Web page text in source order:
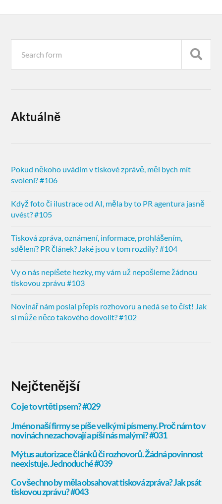
Aktuálně
Pokud někoho uvádím v tiskové zprávě, měl bych mít
svolení? #106
Když foto či ilustrace od AI, měla by to PR agentura jasně
uvést? #105
Tisková zpráva, oznámení, informace, prohlášením,
sdělení? PR článek? Jaké jsou v tom rozdíly? #104
Vy o nás nepíšete hezky, my vám už nepošleme žádnou
tiskovou zprávu #103
Novinář nám poslal přepis rozhovoru a nedá se to číst! Jak
si může něco takového dovolit? #102
Nejčtenější